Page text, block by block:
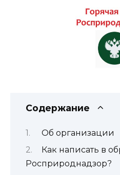
Содержание
Об организации
Как написать в
Росприроднадзор?